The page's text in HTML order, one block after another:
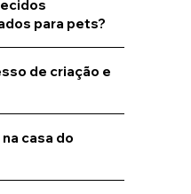
para pets?
de criação e
casa do